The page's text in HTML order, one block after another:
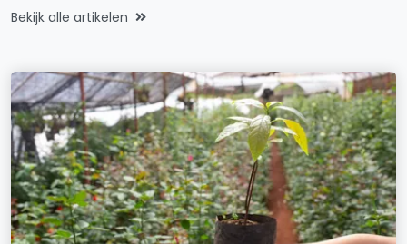
Bekijk alle artikelen